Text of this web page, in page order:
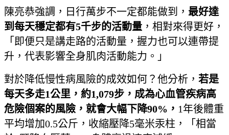
陳亮恭強調，日行萬步不一定都能做到， 最好達
到每天穩定都有5千步的活動量 ，相對來得更好，
「即便只是講走路的活動量，握力也可以連帶提
升，代表影響全身肌肉活動能力。」
對於降低慢性病風險的成效如何？他分析， 若是
每天多走1公里，約1,079步，成為心血管疾病高
危險個案的風險，就會大幅下降90%， 1年後體重
平均增加0.5公斤，收縮壓降5毫米汞柱，「相當